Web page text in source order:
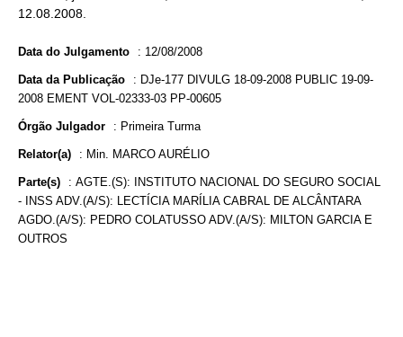
12.08.2008.
Data do Julgamento : 12/08/2008
Data da Publicação : DJe-177 DIVULG 18-09-2008 PUBLIC 19-09-
2008 EMENT VOL-02333-03 PP-00605
Órgão Julgador : Primeira Turma
Relator(a) : Min. MARCO AURÉLIO
Parte(s) : AGTE.(S): INSTITUTO NACIONAL DO SEGURO SOCIAL
- INSS ADV.(A/S): LECTÍCIA MARÍLIA CABRAL DE ALCÂNTARA
AGDO.(A/S): PEDRO COLATUSSO ADV.(A/S): MILTON GARCIA E
OUTROS